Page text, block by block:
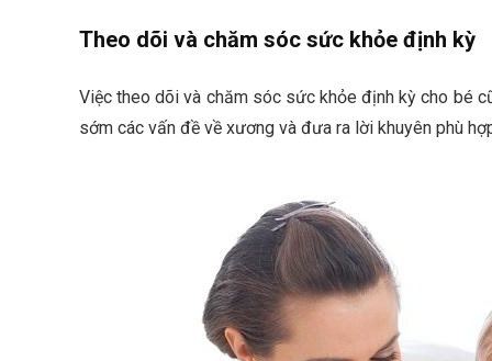
Theo dõi và chăm sóc sức khỏe định kỳ
Việc theo dõi và chăm sóc sức khỏe định kỳ cho bé
sớm các vấn đề về xương và đưa ra lời khuyên phù